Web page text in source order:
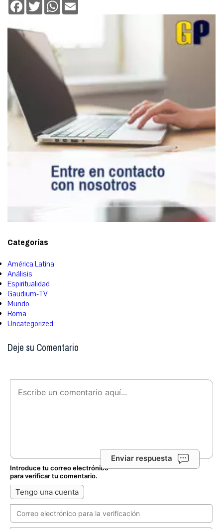
Facebook
TwitterWhatsApp
Categorías
América Latina
Análisis
Espiritualidad
Gaudium-TV
Mundo
Roma
Uncategorized
Deje su Comentario
Enviar respuesta
Introduce tu correo electrónico
para verificar tu comentario.
Tengo una cuenta